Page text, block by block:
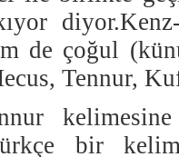
de çoğul
Tennur,
bir